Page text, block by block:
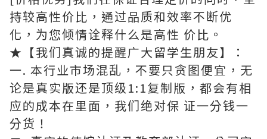
持较高性价比，通过品质和效率不断优
化，为您倾情诠释什么是高性 价比。
★【我们真诚的提醒广大留学生朋友】：
一. 本行业市场混乱，不要只贪图便宜，无
论是真实版还是顶级1:1复制版，都会有相
应的成本在里面，我们绝对保 证一分钱一
分货！